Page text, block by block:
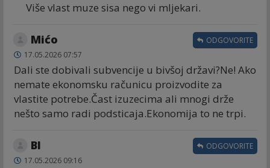
Više vlast muze sisa nego vi mljekari.
Mićo
17.05.2026 07:57
Dali ste dobivali subvencije u bivšoj državi?Ne! Ako
nemate ekonomsku računicu proizvodite za
vlastite potrebe.Čast izuzecima ali mnogi drže
nešto samo radi podsticaja.Ekonomija to ne trpi.
ODGOVORITE
Bl
17.05.2026 09:16
ODGOVORITE